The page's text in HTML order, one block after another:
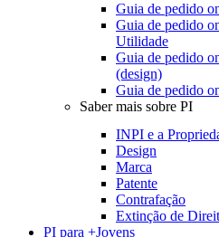
Guia de pedido
Guia de pedido
Utilidade
Guia de pedido
(design)
Guia de pedido
Saber mais sobre PI
INPI e a
Design
Marca
Patente
Contrafação
Extinção de
PI para +Jovens